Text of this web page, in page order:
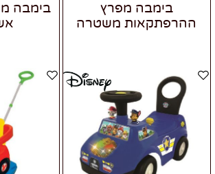
בימבה מפרץ
ההרפתקאות משטרה
בימבה
אש